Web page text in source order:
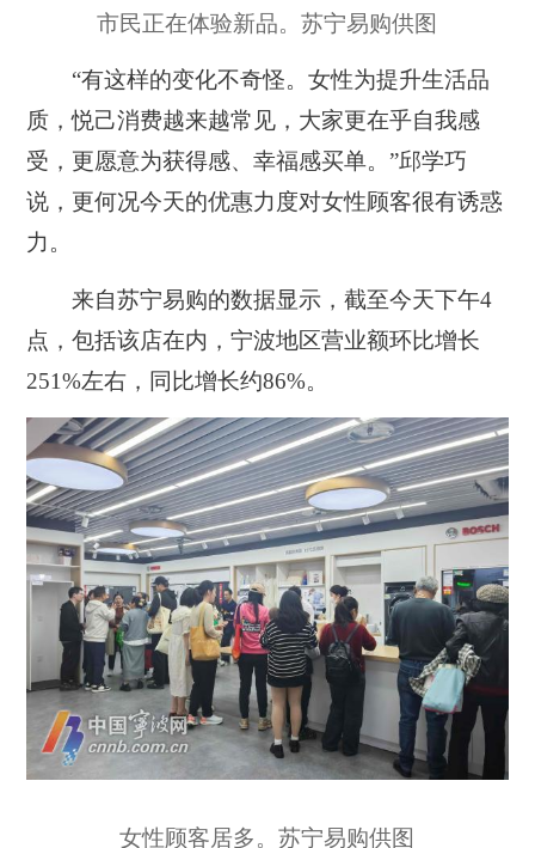
市民正在体验新品。苏宁易购供图
“有这样的变化不奇怪。女性为提升生活品
质，悦己消费越来越常见，大家更在乎自我感
受，更愿意为获得感、幸福感买单。”邱学巧
说，更何况今天的优惠力度对女性顾客很有诱惑
力。
来自苏宁易购的数据显示，截至今天下午4
点，包括该店在内，宁波地区营业额环比增长
251%左右，同比增长约86%。
女性顾客居多。苏宁易购供图